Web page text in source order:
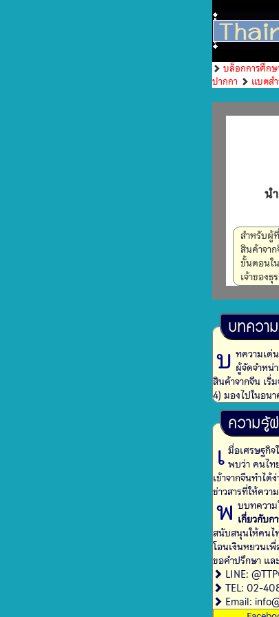
บล็อกการศึกษ
ปากกา
แบตส
น
สำหรับผู้
สินค้าจา
ขั้นตอนใ
เจ้าของ
บทความ
บ ทความเด่
ผู้จัดจำหน่
สินค้าจากจีน เริ่
4) มองไปในอน
ความรู้ผ่
เ มื่อเศรษฐกิ
พบว่า คนไท
เข้าจากจีนทำไ
ข่าวสารที่ให้ควา
พ บบทความ
เกี่ยวกับก
สนับสนุนให้คนไ
โอนเงินหยวนเ
ขอคำปรึกษา แล
LINE:
TEL: 02-
Email: